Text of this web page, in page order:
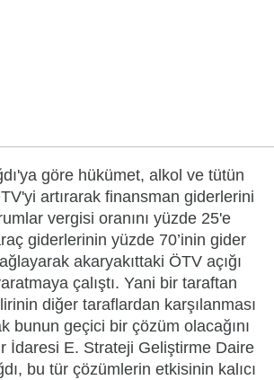
göre hükümet, alkol ve tütün
artırarak finansman giderlerini
vergisi oranını yüzde 25'e
giderlerinin yüzde 70’inin gider
akaryakıttaki ÖTV açığı
çalıştı. Yani bir taraftan
diğer taraflardan karşılanması
bunun geçici bir çözüm olacağını
İdaresi E. Strateji Geliştirme Daire
bu tür çözümlerin etkisinin kalıcı